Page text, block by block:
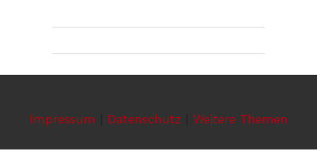
Impressum Datenschutz Weitere Themen